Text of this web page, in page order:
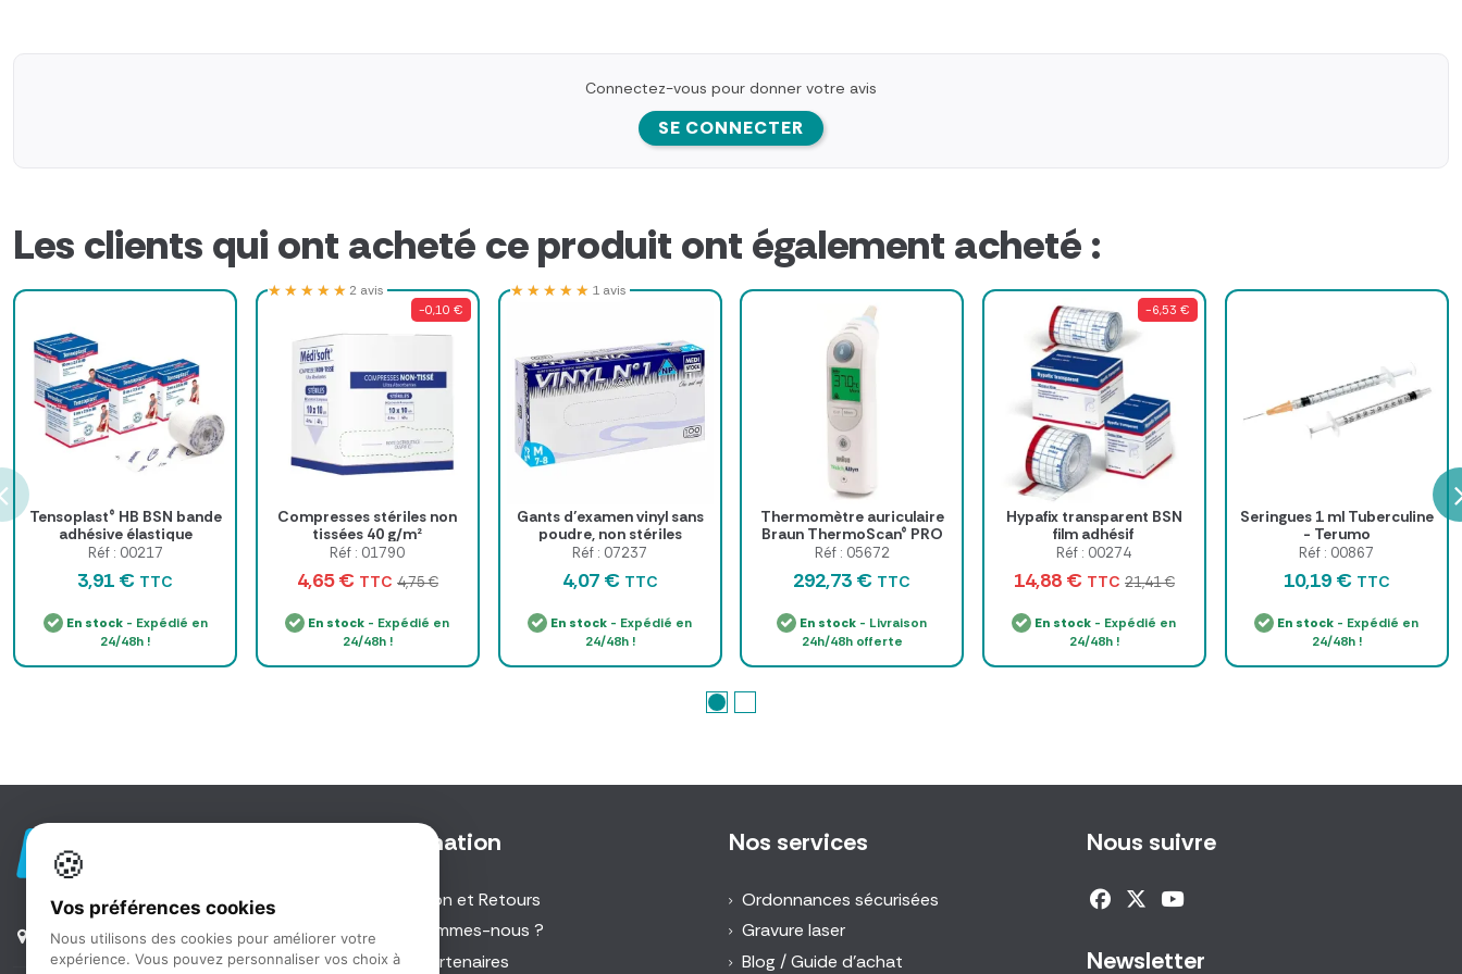
Connectez-vous pour donner votre avis
SE CONNECTER
Les clients qui ont acheté ce produit ont également acheté :
Tensoplast® HB BSN bande
adhésive élastique
Réf : 00217
3,91 € TTC
En stock- Expédié en
24/48h !
-0,10 €
Compresses stériles non
tissées 40 g/m²
Réf : 01790
★★★★★
★★★★★ 2 avis
4,65 € TTC 4,75 €
En stock - Expédié en
24/48h !
Gants d’examen vinyl sans
poudre, non stériles
Réf : 07237
★★★★★
★★★★★ 1 avis
4,07 € TTC
En stock - Expédié en
24/48h !
Thermomètre auriculaire
Braun ThermoScan® PRO
6000 Welch Allyn
Réf : 05672
292,73 € TTC
En stock - Livraison
24h/48h offerte
-6,53 €
Hypafix transparent BSN
film adhésif
Réf : 00274
14,88 € TTC 21,41 €
En stock - Expédié en
24/48h !
Seringues 1 ml Tuberculine
- Terumo
Réf : 00867
10,19 € TTC
En stock - Expédié en
24/48h !
5 Rue des Investisseurs |
91560 Crosne
Information
Livraison et Retours
Qui sommes-nous ?
Nos partenaires
Nos services
Ordonnances sécurisées
Gravure laser
Blog / Guide d'achat
Nous suivre
Newsletter
🍪
Vos préférences cookies
Nous utilisons des cookies pour améliorer votre
expérience. Vous pouvez personnaliser vos choix à